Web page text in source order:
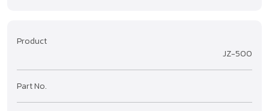
Product
JZ-500
Part No.